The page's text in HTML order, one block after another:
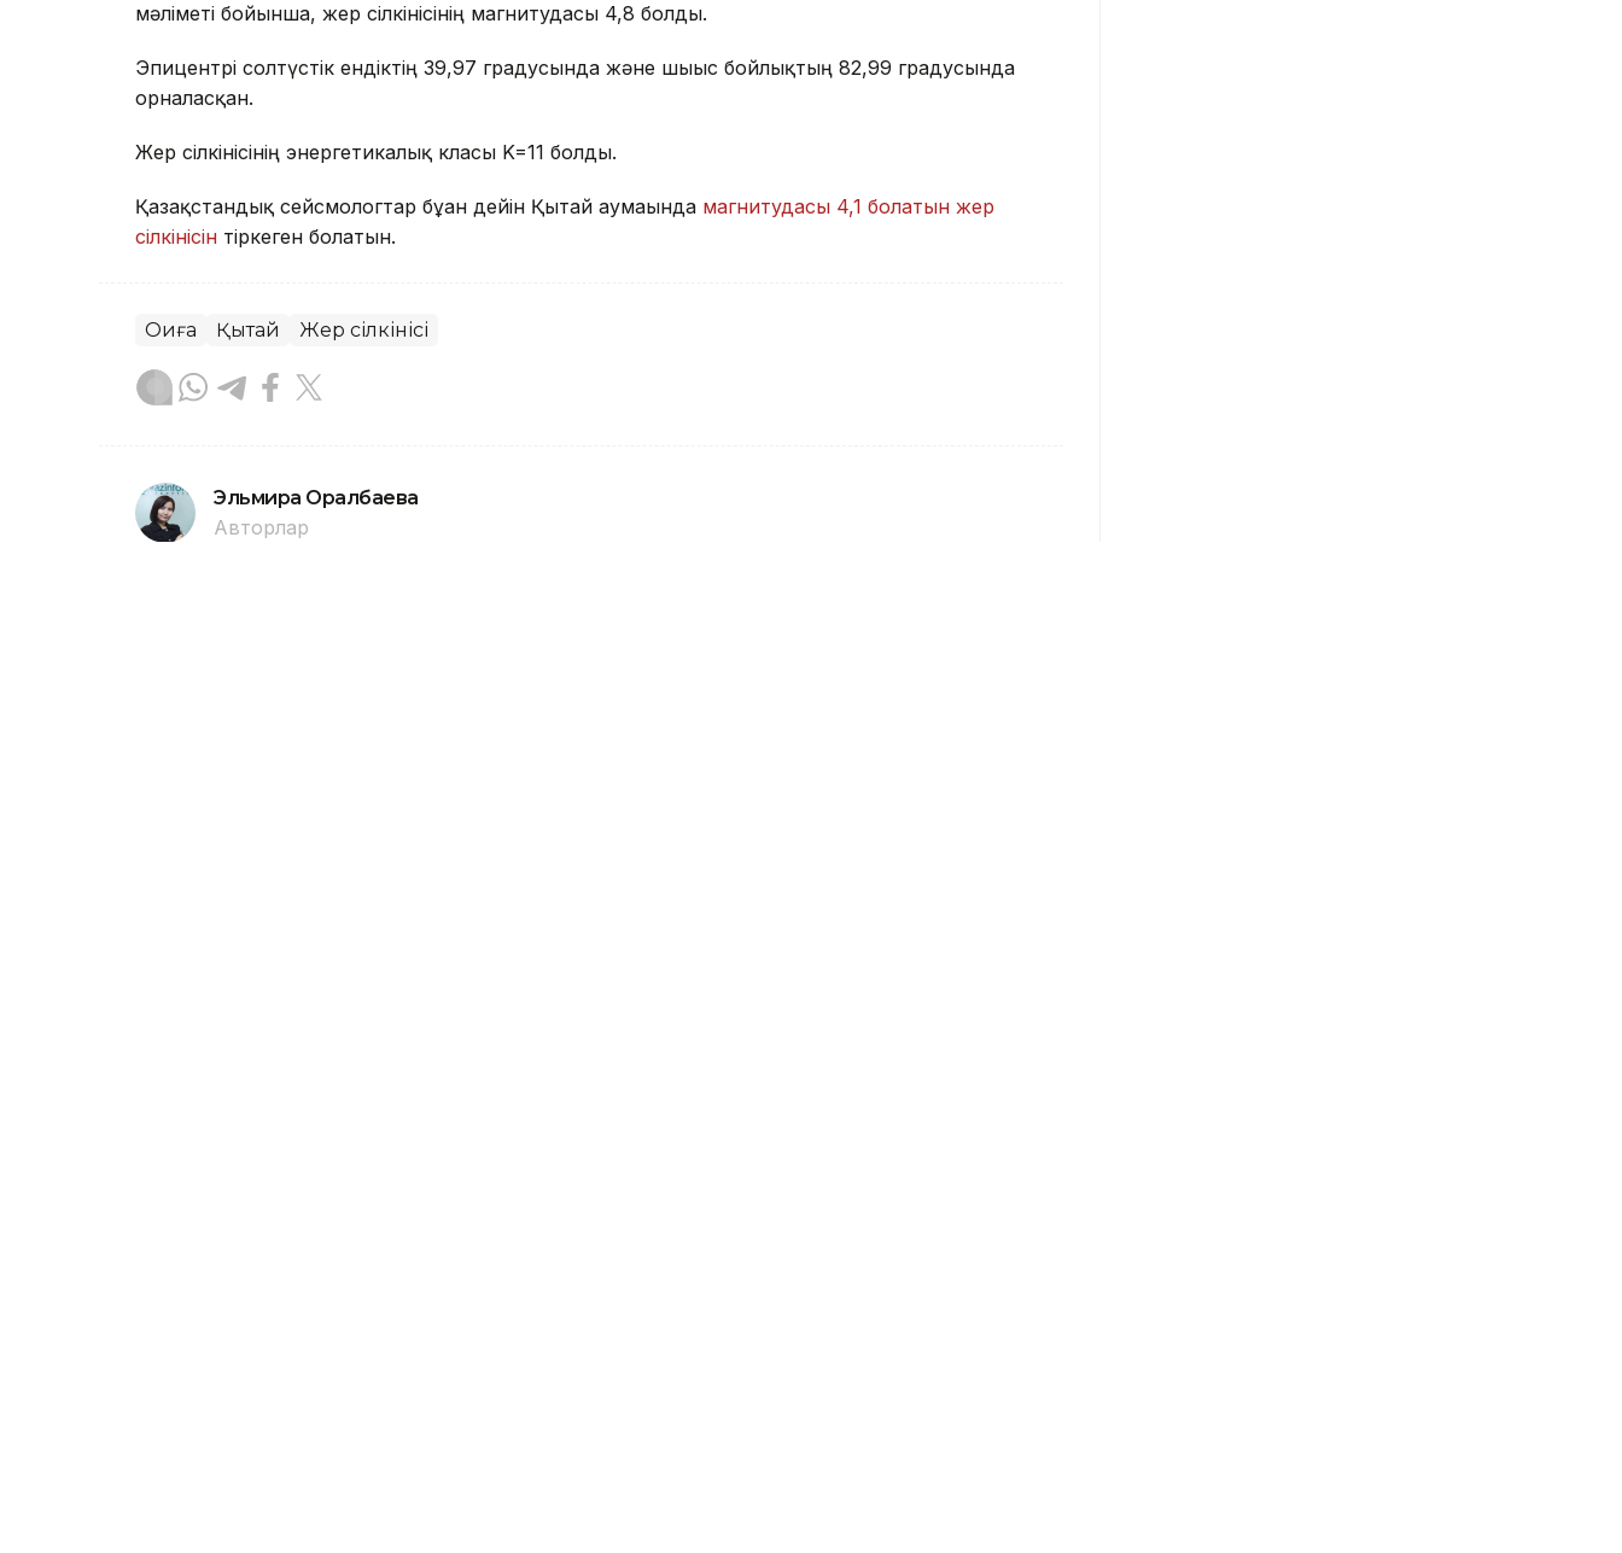
мәліметі бойынша, жер сілкінісінің магнитудасы 4,8 болды.
Эпицентрі солтүстік ендіктің 39,97 градусында және шығыс бойлықтың 82,99 градусында
орналасқан.
Жер сілкінісінің энергетикалық класы K=11 болды.
Қазақстандық сейсмологтар бұған дейін Қытай аумағында магнитудасы 4,1 болатын жер
сілкінісін тіркеген болатын.
Оқиға Қытай Жер сілкінісі
Эльмира Оралбаева
Авторлар